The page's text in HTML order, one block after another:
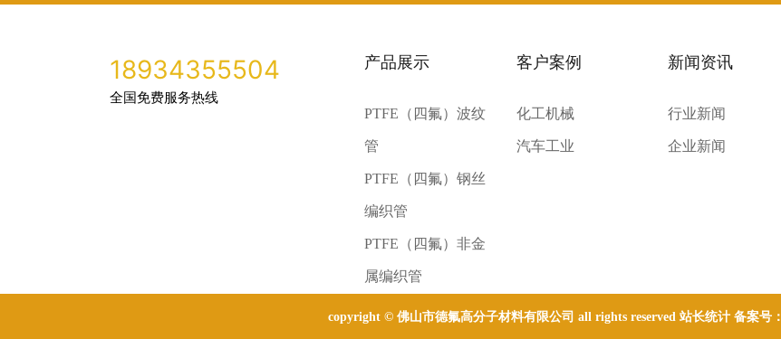
18934355504
全国免费服务热线
产品展示
PTFE（四氟）波纹
管
PTFE（四氟）钢丝
编织管
PTFE（四氟）非金
属编织管
客户案例
化工机械
汽车工业
新闻资讯
行业新闻
企业新闻
copyright © 佛山市德氟高分子材料有限公司 all rights reserved 站长统计 备案号：